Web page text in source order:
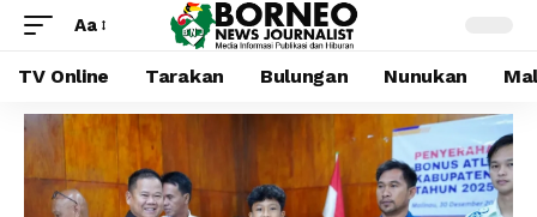
Aa
TV Online Tarakan Bulungan Nunukan